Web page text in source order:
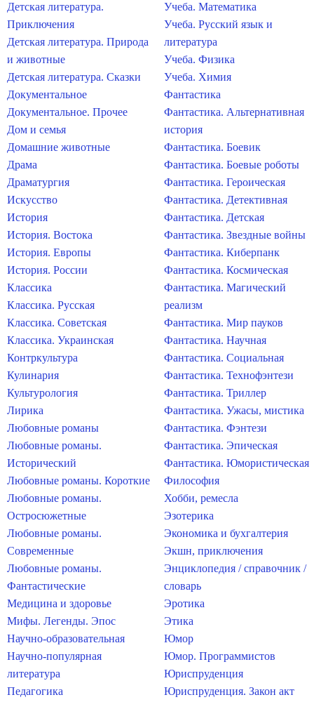
Детская литература.
Приключения
Детская литература. Природа
и животные
Детская литература. Сказки
Документальное
Документальное. Прочее
Дом и семья
Домашние животные
Драма
Драматургия
Искусство
История
История. Востока
История. Европы
История. России
Классика
Классика. Русская
Классика. Советская
Классика. Украинская
Контркультура
Кулинария
Культурология
Лирика
Любовные романы
Любовные романы.
Исторический
Любовные романы. Короткие
Любовные романы.
Остросюжетные
Любовные романы.
Современные
Любовные романы.
Фантастические
Медицина и здоровье
Мифы. Легенды. Эпос
Научно-образовательная
Научно-популярная
литература
Педагогика
Учеба. Математика
Учеба. Русский язык и
литература
Учеба. Физика
Учеба. Химия
Фантастика
Фантастика. Альтернативная
история
Фантастика. Боевик
Фантастика. Боевые роботы
Фантастика. Героическая
Фантастика. Детективная
Фантастика. Детская
Фантастика. Звездные войны
Фантастика. Киберпанк
Фантастика. Космическая
Фантастика. Магический
реализм
Фантастика. Мир пауков
Фантастика. Научная
Фантастика. Социальная
Фантастика. Технофэнтези
Фантастика. Триллер
Фантастика. Ужасы, мистика
Фантастика. Фэнтези
Фантастика. Эпическая
Фантастика. Юмористическая
Философия
Хобби, ремесла
Эзотерика
Экономика и бухгалтерия
Экшн, приключения
Энциклопедия / справочник /
словарь
Эротика
Этика
Юмор
Юмор. Программистов
Юриспруденция
Юриспруденция. Закон акт